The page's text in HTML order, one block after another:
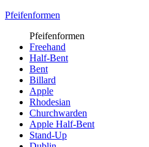
Pfeifenformen
Pfeifenformen
Freehand
Half-Bent
Bent
Billard
Apple
Rhodesian
Churchwarden
Apple Half-Bent
Stand-Up